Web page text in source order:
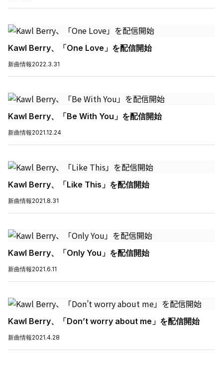
Kawl Berry、「One Love」を配信開始
新曲情報2022.3.31
Kawl Berry、「Be With You」を配信開始
新曲情報2021.12.24
Kawl Berry、「Like This」を配信開始
新曲情報2021.8.31
Kawl Berry、「Only You」を配信開始
新曲情報2021.6.11
Kawl Berry、「Don’t worry about me」を配信開始
新曲情報2021.4.28